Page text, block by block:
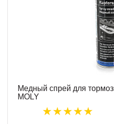
Медный спрей для
MOLY